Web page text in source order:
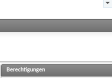
Berechtigungen